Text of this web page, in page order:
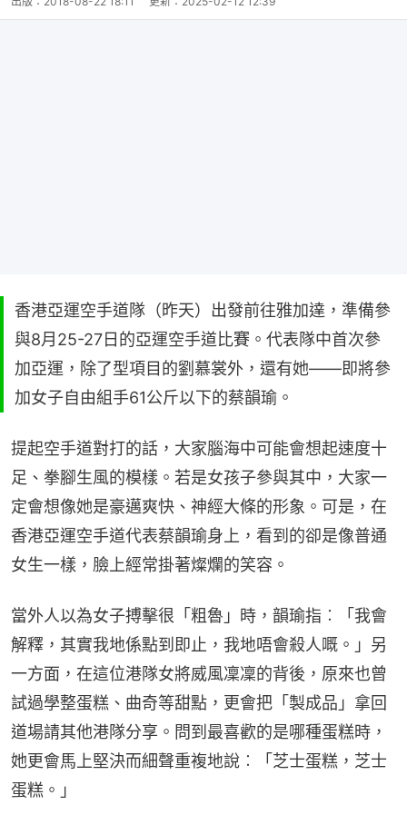
香港亞運空手道隊（昨天）出發前往雅加達，準備參
與8月25-27日的亞運空手道比賽。代表隊中首次參
加亞運，除了型項目的劉慕裳外，還有她——即將參
加女子自由組手61公斤以下的蔡韻瑜。
提起空手道對打的話，大家腦海中可能會想起速度十
足、拳腳生風的模樣。若是女孩子參與其中，大家一
定會想像她是豪邁爽快、神經大條的形象。可是，在
香港亞運空手道代表蔡韻瑜身上，看到的卻是像普通
女生一樣，臉上經常掛著燦爛的笑容。
當外人以為女子搏擊很「粗魯」時，韻瑜指︰「我會
解釋，其實我地係點到即止，我地唔會殺人嘅。」另
一方面，在這位港隊女將威風凜凜的背後，原來也曾
試過學整蛋糕、曲奇等甜點，更會把「製成品」拿回
道場請其他港隊分享。問到最喜歡的是哪種蛋糕時，
她更會馬上堅決而細聲重複地說︰「芝士蛋糕，芝士
蛋糕。」